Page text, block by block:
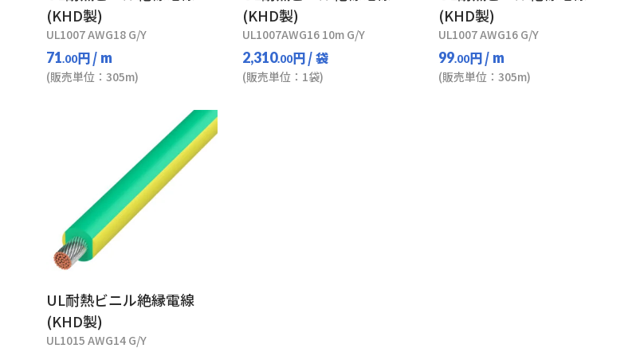
(KHD製)
UL1007 AWG18 G/Y
71.00円/ m
(販売単位：305m)
(KHD製)
UL1007AWG16 10m G/Y
2,310.00円/ 袋
(販売単位：1袋)
(KHD製)
UL1007 AWG16 G/Y
99.00円/ m
(販売単位：305m)
UL耐熱ビニル絶縁電線
(KHD製)
UL1015 AWG14 G/Y